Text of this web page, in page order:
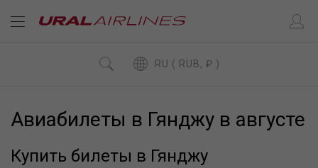
RU ( RUB, ₽ )
Авиабилеты в Гянджу в августе
Купить билеты в Гянджу